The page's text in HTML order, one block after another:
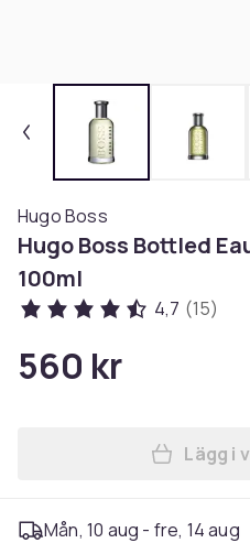
Hugo Boss
Hugo Boss Bottled
100ml
4,7 (15)
560 kr
Lägg i
Mån, 10 aug - fre, 14 aug